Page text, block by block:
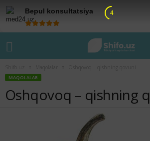
Bepul konsultatsiya
MAQOLALAR
Oshqovoq – qishning
4